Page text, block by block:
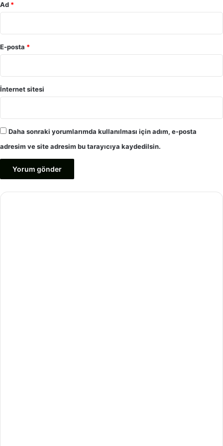
Ad *
E-posta *
İnternet sitesi
Daha sonraki yorumlarımda kullanılması için adım, e-posta
adresim ve site adresim bu tarayıcıya kaydedilsin.